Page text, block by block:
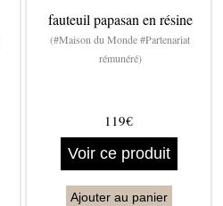
fauteuil papasan en résine
(#Maison du Monde #Partenariat
rémunéré)
119€
Voir ce produit
Ajouter au panier